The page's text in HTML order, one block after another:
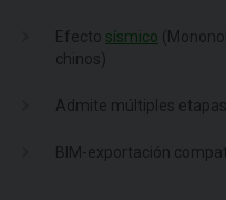
Efecto sísmico
chinos)
Admite múltiples
BIM-exportación